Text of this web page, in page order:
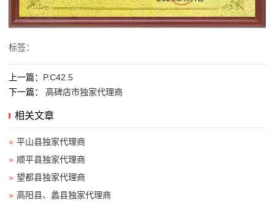
标签：
上一篇： P.C42.5
下一篇： 高碑店市独家代理商
相关文章
» 平山县独家代理商
» 顺平县独家代理商
» 望都县独家代理商
» 高阳县、蠡县独家代理商